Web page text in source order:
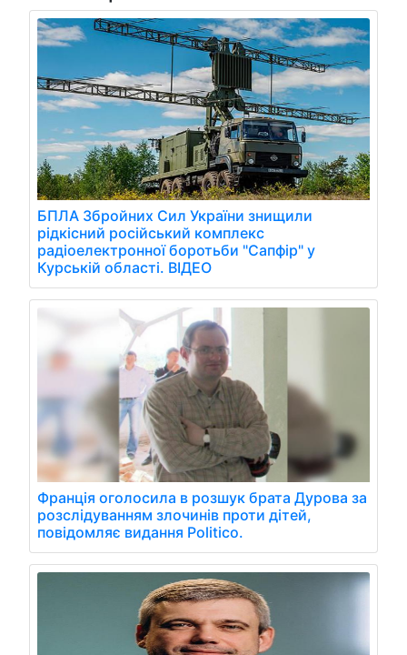
БПЛА Збройних Сил України знищили
рідкісний російський комплекс
радіоелектронної боротьби "Сапфір" у
Курській області. ВІДЕО
Франція оголосила в розшук брата Дурова за
розслідуванням злочинів проти дітей,
повідомляє видання Politico.